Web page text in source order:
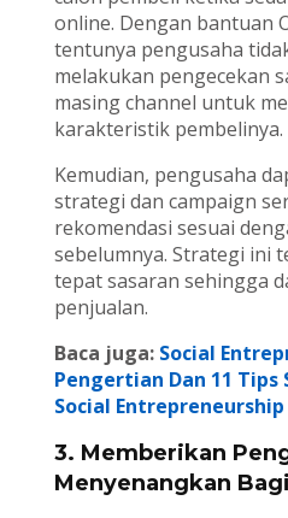
online. Dengan bantuan
tentunya pengusaha
melakukan pengecekan
masing channel untuk
karakteristik pembelinya.
Kemudian, pengusaha
strategi dan campaign
rekomendasi sesuai
sebelumnya. Strategi ini
tepat sasaran sehingga
penjualan.
Baca juga: Social
Pengertian Dan 11 Tips
Social Entrepreneurship
3. Memberikan
Menyenangkan